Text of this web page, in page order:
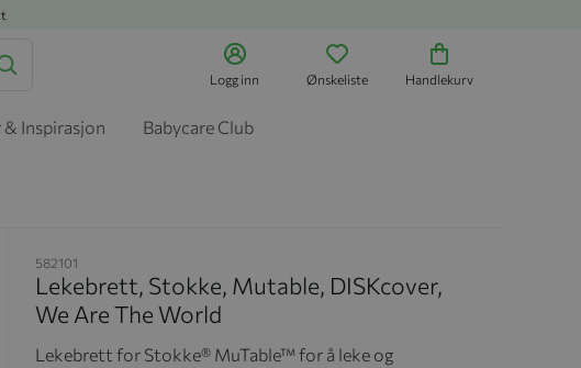
Logg inn Ønskeliste Handlekurv
& Inspirasjon Babycare Club
582101
Lekebrett, Stokke, Mutable, DISKcover,
We Are The World
Lekebrett for Stokke® MuTable™ for å leke og